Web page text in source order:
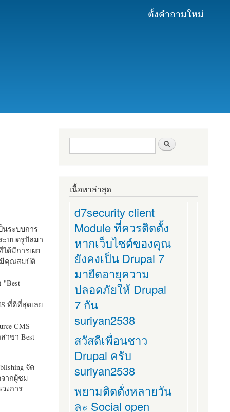
ตั้งคำถามใหม่
นระบบการ
ะบบดรูปัลมา
ด้มีการเผย
มีคุณสมบัติ
"Best
ที่ดีที่สุดเลย
CMS
าขา Best
จัด
ากผู้ชม
งการ
ฟอร์มค้นหา
เนื้อหาล่าสุด
d7security client
Module ที่ควรติดตั้ง
หากเว็บไซต์ของคุณ
ยังคงเป็น Drupal 7
มายืดอายุความ
ปลอดภัยให้ Drupal
7 กัน
suriyan2538
สวัสดีเพื่อนชาว
Drupal ครับ
suriyan2538
พยามติดตั่งหลายวัน
ละ Social open